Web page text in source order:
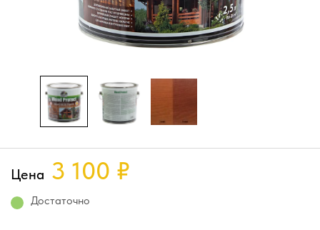
Цена 3 100 ₽
Достаточно